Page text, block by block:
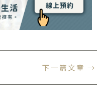
下一篇文章 →